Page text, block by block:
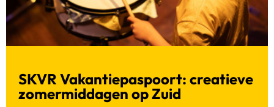
SKVR Vakantiepaspoort: creatieve
zomermiddagen op Zuid